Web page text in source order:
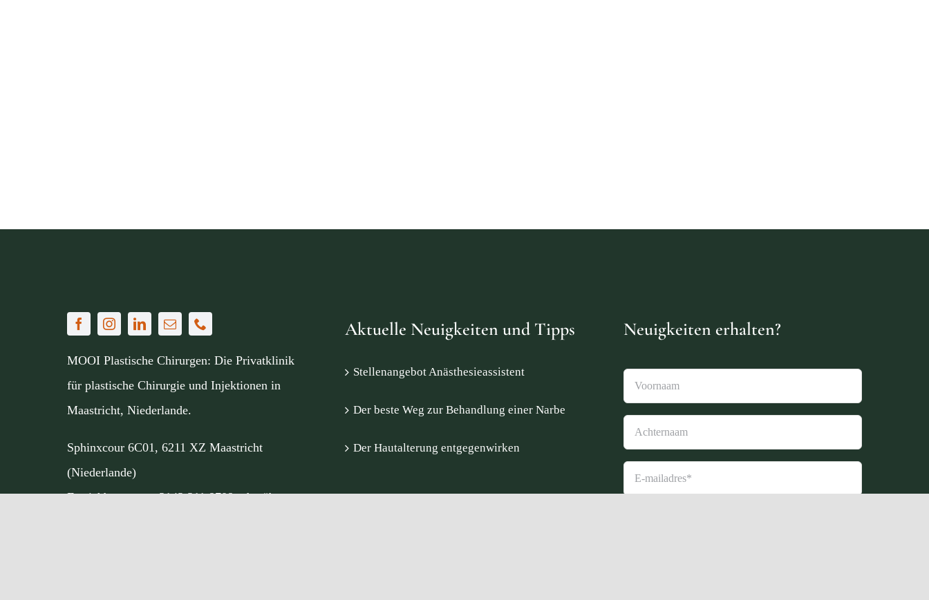
MOOI Plastische Chirurgen: Die Privatklinik
für plastische Chirurgie und Injektionen in
Maastricht, Niederlande.
Sphinxcour 6C01, 6211 XZ Maastricht
(Niederlande)
Erreichbar unter+3143 311 8708oder über
Aktuelle Neuigkeiten und Tipps
Stellenangebot Anästhesieassistent
Der beste Weg zur Behandlung einer Narbe
Der Hautalterung entgegenwirken
Neuigkeiten erhalten?